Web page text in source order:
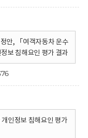
안, 「여객자동차 운수
보 침해요인 평가 결과
인정보 침해요인 평가